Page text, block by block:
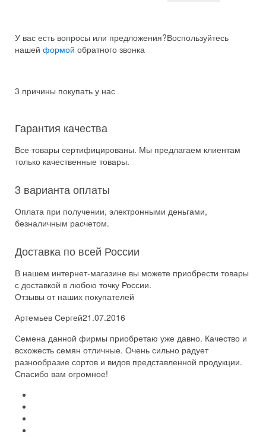
У вас есть вопросы или предложения?Воспользуйтесь
нашей формой обратного звонка
3 причины покупать у нас
Гарантия качества
Все товары сертифицированы. Мы предлагаем клиентам
только качественные товары.
3 варианта оплаты
Оплата при получении, электронными деньгами,
безналичным расчетом.
Доставка по всей России
В нашем интернет-магазине вы можете приобрести товары
с доставкой в любою точку России.
Отзывы от наших покупателей
Артемьев Сергей21.07.2016
Семена данной фирмы приобретаю уже давно. Качество и
всхожесть семян отличные. Очень сильно радует
разнообразие сортов и видов представленной продукции.
Спасибо вам огромное!